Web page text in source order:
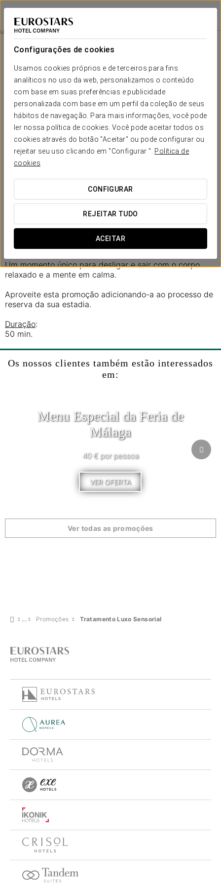
Configurações de cookies
Usamos cookies próprios e de terceiros para fins
analíticos no uso da web, personalizamos o conteúdo
com base em suas preferências e publicidade
personalizada com base em um perfil da coleção de seus
hábitos de navegação. Para mais informações, você pode
ler nossa política de cookies. Você pode aceitar todos os
cookies através do botão "Aceitar" ou pode configurar ou
rejeitar seu uso clicando em "Configurar ". Política de
cookies
CONFIGURAR
REJEITAR TUDO
ACEITAR
Áurea Palacio de la Tinta
MÁLAGA
Tratamento Luxo Sensorial
150 €
Tratamento luxo sensorial
O tratamento luxo sensorial é um ritual que combina
acompanham todo o tratamento, criando uma sensação
envolvente e profundamente relaxante. A experiência
termina com um banho que ajuda a libertar tensões,
esclarecer a mente e deixar uma verdadeira sensação
de leveza no corpo.
Um momento único para desligar e sair com o corpo
relaxado e a mente em calma.
Aproveite esta promoção adicionando-a ao processo de
reserva da sua estadia.
Duração:
50 min.
Os nossos clientes também estão interessados
em:
Menu Especial da Feria de
Málaga
40 € por pessoa
VER OFERTA
Ver todas as promoções
Promoções Tratamento Luxo Sensorial